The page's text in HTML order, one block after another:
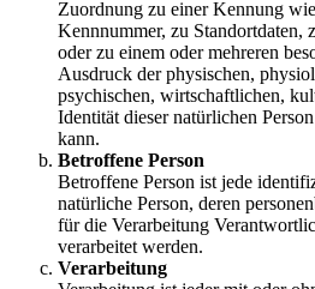
Zuordnung zu einer Kennung
Kennnummer, zu Standortdaten,
oder zu einem oder mehreren
Ausdruck der physischen,
psychischen, wirtschaftlichen,
Identität dieser natürlichen
kann.
Betroffene Person
Betroffene Person ist jede
natürliche Person, deren
für die Verarbeitung
verarbeitet werden.
Verarbeitung